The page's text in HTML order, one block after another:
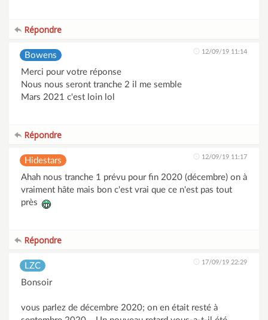
Répondre
Bowens 12/09/19 11:14
Merci pour votre réponse
Nous nous seront tranche 2 il me semble
Mars 2021 c'est loin lol
Répondre
Hidestars 12/09/19 11:17
Ahah nous tranche 1 prévu pour fin 2020 (décembre) on à
vraiment hâte mais bon c'est vrai que ce n'est pas tout
près
Répondre
LZC 17/09/19 22:29
Bonsoir
vous parlez de décembre 2020; on en était resté à